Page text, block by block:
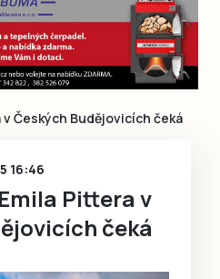
Obnovit heslo
se
přes Facebook
Inspirace
Čtenáři píší
Speciální přílohy
Českých Budějovicích čeká
16:46
Pittera v
čeká